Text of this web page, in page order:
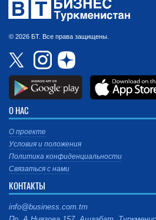
© 2026 БТ. Все права защищены.
О НАС
О проекте
Условия и положения
Политика конфиденциальности
Связаться с нами
КОНТАКТЫ
info@business.com.tm